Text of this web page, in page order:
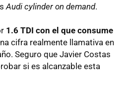
Audi cylinder on demand.
1.6 TDI con el que consume
cifra realmente llamativa en
Seguro que Javier Costas
si es alcanzable esta